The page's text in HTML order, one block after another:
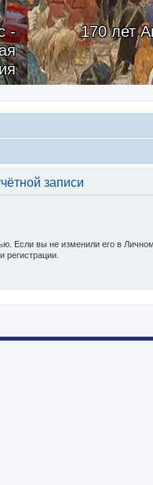
-
170 лет
записи
Если вы не изменили его в Личном
регистрации.